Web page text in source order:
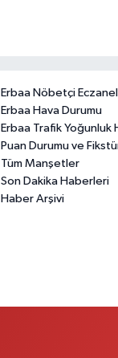
Erbaa Nöbetçi
Erbaa Hava Durumu
Erbaa Trafik Yoğunluk
Puan Durumu ve
Tüm Manşetler
Son Dakika Haberleri
Haber Arşivi